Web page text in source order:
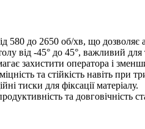
580 до 2650 об/хв, що
від -45° до 45°, важливий для
захистити оператора і
та стійкість навіть при
тиски для фіксації матеріалу.
та довговічність